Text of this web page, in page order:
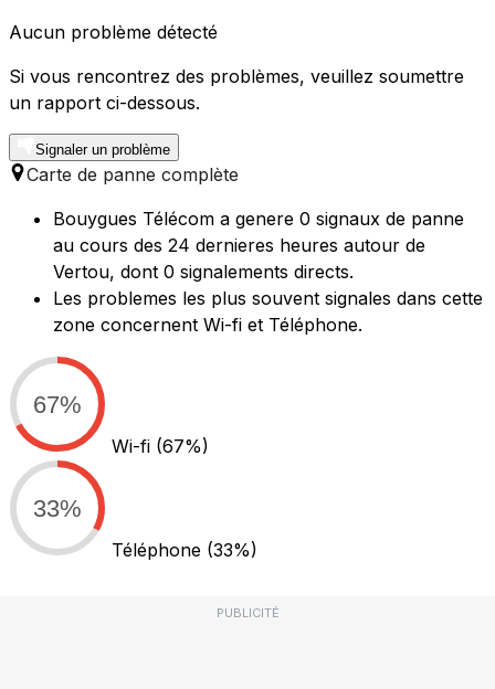
Aucun problème détecté
Si vous rencontrez des problèmes, veuillez soumettre
un rapport ci-dessous.
Signaler un problème
Carte de panne complète
Bouygues Télécom a genere 0 signaux de panne
au cours des 24 dernieres heures autour de
Vertou, dont 0 signalements directs.
Les problemes les plus souvent signales dans cette
zone concernent Wi-fi et Téléphone.
67%
Wi-fi (67%)
33%
Téléphone (33%)
PUBLICITÉ